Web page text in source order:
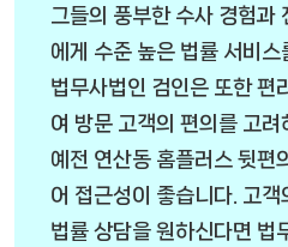
그들의 풍부한 수사 경험과
에게 수준 높은 법률 서비스
법무사법인 검인은 또한 편
여 방문 고객의 편의를 고
예전 연산동 홈플러스 뒷편
어 접근성이 좋습니다. 고
법률 상담을 원하신다면 법